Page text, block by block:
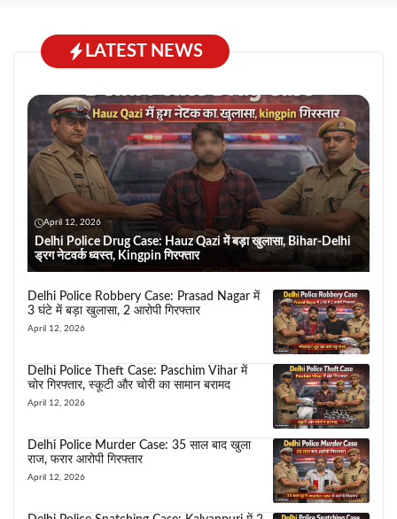
LATEST NEWS
April 12, 2026
Delhi Police Drug Case: Hauz Qazi में बड़ा खुलासा, Bihar-Delhi
ड्रग नेटवर्क ध्वस्त, Kingpin गिरफ्तार
Delhi Police Robbery Case: Prasad Nagar में
3 घंटे में बड़ा खुलासा, 2 आरोपी गिरफ्तार
April 12, 2026
Delhi Police Theft Case: Paschim Vihar में
चोर गिरफ्तार, स्कूटी और चोरी का सामान बरामद
April 12, 2026
Delhi Police Murder Case: 35 साल बाद खुला
राज, फरार आरोपी गिरफ्तार
April 12, 2026